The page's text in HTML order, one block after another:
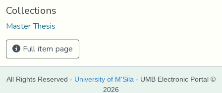
Collections
Master Thesis
Full item page
All Rights Reserved - University of M'Sila - UMB Electronic Portal ©
2026